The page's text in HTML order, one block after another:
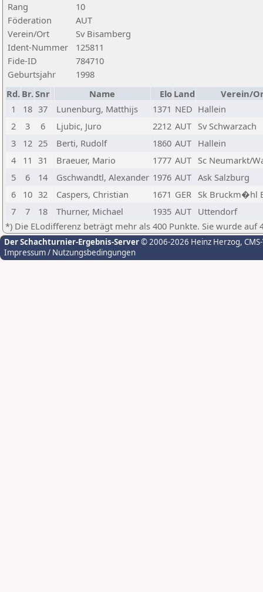
Rang
10
Föderation
AUT
Verein/Ort
Sv Bisamberg
Ident-Nummer
125811
Fide-ID
784710
Geburtsjahr
1998
Rd. Br.Snr Name Elo Land
Verein/
1
18 37 Lunenburg, Matthijs 1371 NED Hallein
2
3 6 Ljubic, Juro 2212 AUT Sv Schwarzach
3
12 25 Berti, Rudolf 1860 AUT Hallein
4
11 31 Braeuer, Mario 1777 AUT Sc Neumarkt/
5
6 14 Gschwandtl, Alexander 1976 AUT Ask Salzburg
6
10 32 Caspers, Christian 1671 GER Sk Bruckm�hl
7
7 18 Thurner, Michael 1935 AUT Uttendorf
*) Die ELodifferenz beträgt mehr als 400 Punkte. Sie wurde auf
Der Schachturnier-Ergebnis-Server© 2006-2026 Heinz Herzog,
Impressum / Nutzungsbedingungen